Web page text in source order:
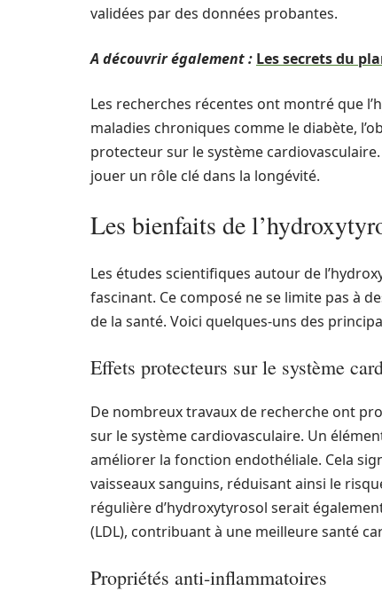
validées par des données probantes.
A découvrir également : Les secrets du
Les recherches récentes ont montré que
maladies chroniques comme le diabète,
protecteur sur le système
jouer un rôle clé dans la longévité.
Les bienfaits de
Les études scientifiques autour de
fascinant. Ce composé ne se limite pas à
de la santé. Voici quelques-uns des
Effets protecteurs sur le système
De nombreux travaux de recherche ont
sur le système cardiovasculaire. Un
améliorer la fonction endothéliale. Cela
vaisseaux sanguins, réduisant ainsi le
régulière d’hydroxytyrosol serait
(LDL), contribuant à une meilleure santé
Propriétés anti-inflammatoires